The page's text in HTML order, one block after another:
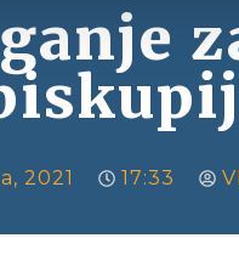
2021 17:33